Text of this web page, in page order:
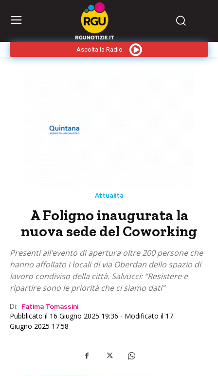
Ascolta la Radio
Attualità
A Foligno inaugurata la
nuova sede del Coworking
Presenti all’evento di apertura oltre 200 persone che
hanno affollato i locali di via Oberdan dello spazio di
lavoro condiviso della città. Salvucci: “Resistere e
ripartire sono le priorità che ci siamo dati”
Di: Fatima Tomassini
Pubblicato il 16 Giugno 2025 19:36 - Modificato il 17
Giugno 2025 17:58